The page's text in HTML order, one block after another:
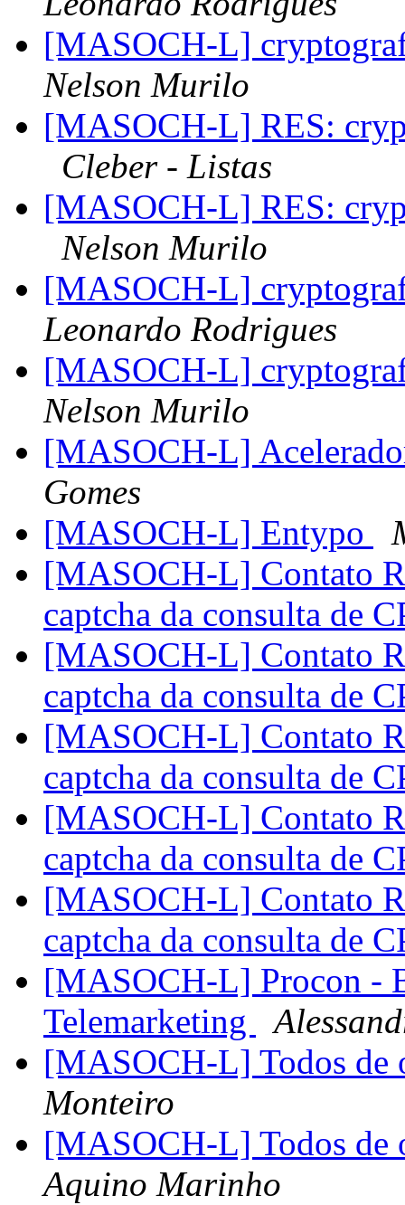
[MASOCH-L]
Nelson Murilo
[MASOCH-L] RES:
Cleber - Listas
[MASOCH-L] RES:
Nelson Murilo
[MASOCH-L]
Leonardo Rodrigues
[MASOCH-L]
Nelson Murilo
[MASOCH-L]
Gomes
[MASOCH-L] Entypo
[MASOCH-L] Contato
captcha da consulta de
[MASOCH-L] Contato
captcha da consulta de
[MASOCH-L] Contato
captcha da consulta de
[MASOCH-L] Contato
captcha da consulta de
[MASOCH-L] Contato
captcha da consulta de
[MASOCH-L] Procon -
Telemarketing
[MASOCH-L] Todos
Monteiro
[MASOCH-L] Todos
Aquino Marinho